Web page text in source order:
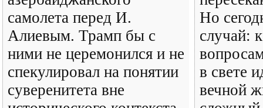
самолета перед И.
Алиевым. Трамп бы с
ними не церемонился и не
спекулировал на понятии
суверенитета вне
Но
случай:
в свете
вечной